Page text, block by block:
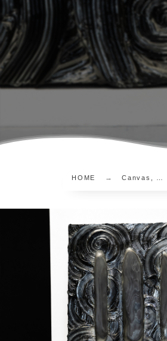
HOME Canvas, …